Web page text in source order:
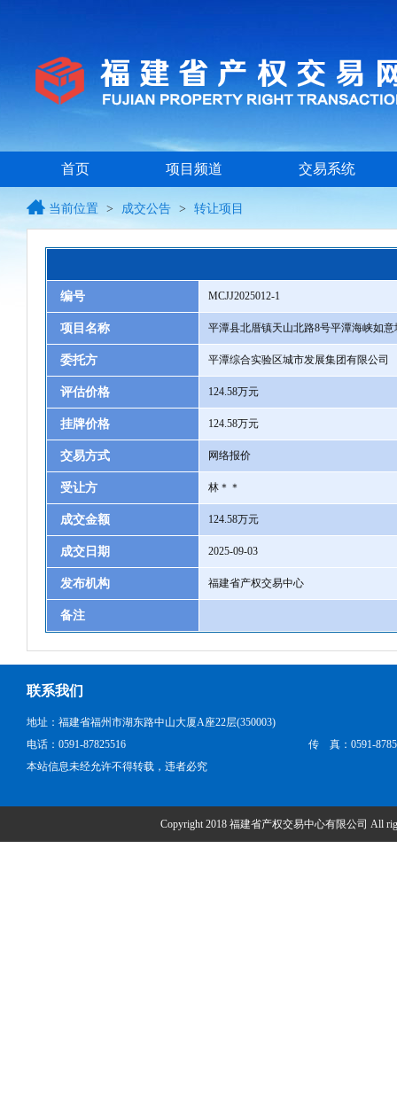
首页 项目频道 交易系统
当前位置 > 成交公告 > 转让项目
编号 MCJJ2025012-1
项目名称 平潭县北厝镇天山北路8号平潭海峡如
委托方 平潭综合实验区城市发展集团有限公司
评估价格 124.58万元
挂牌价格 124.58万元
交易方式 网络报价
受让方 林＊＊
成交金额 124.58万元
成交日期 2025-09-03
发布机构 福建省产权交易中心
备注
联系我们
地址：福建省福州市湖东路中山大厦A座22层(350003)
电话：0591-87825516
传 真：0591-
本站信息未经允许不得转载，违者必究
Copyright 2018 福建省产权交易中心有限公司 All